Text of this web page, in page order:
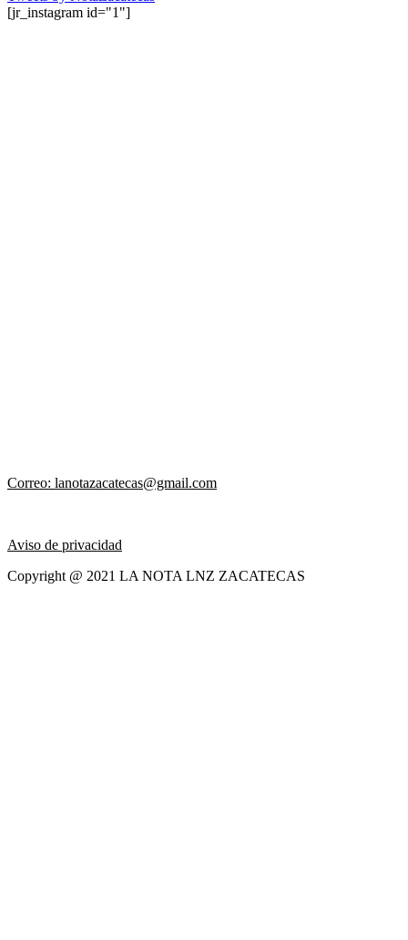
[jr_instagram id="1"]
Correo: lanotazacatecas@gmail.com
Aviso de privacidad
Copyright @ 2021 LA NOTA LNZ ZACATECAS